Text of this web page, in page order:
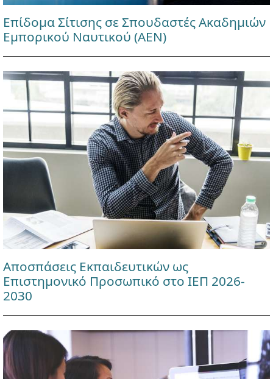
Επίδομα Σίτισης σε Σπουδαστές Ακαδημιών
Εμπορικού Ναυτικού (ΑΕΝ)
Αποσπάσεις Εκπαιδευτικών ως
Επιστημονικό Προσωπικό στο ΙΕΠ 2026-
2030